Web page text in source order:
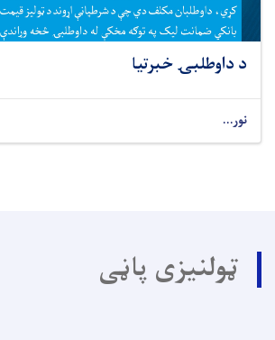
د داوطلبۍ خبرتیا
نور...
ټولنیزی پاڼی